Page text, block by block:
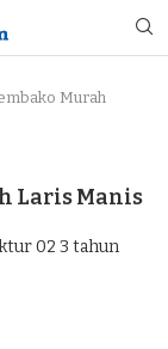
Murah
Laris Manis
02 3 tahun